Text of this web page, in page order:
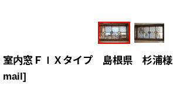
室内窓ＦＩＸタイプ 島根県 杉浦様
mail]